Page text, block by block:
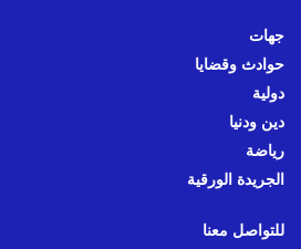
جهات
حوادث وقضايا
دولية
دين ودنيا
رياضة
الجريدة الورقية
للتواصل معنا